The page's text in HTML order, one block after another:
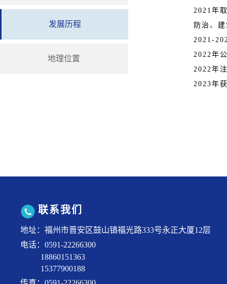
发展历程
地理位置
2021 年
防治、
2021-
2022 年
2022 年
2023年
联系我们
地址：福州市晋安区鼓山镇福光路333号永正大厦12层
电话：0591-22266300
18860151363
15377900188